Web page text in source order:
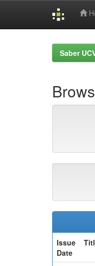
Saber
Issue
Date